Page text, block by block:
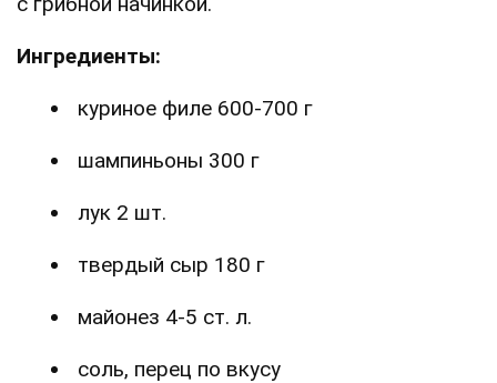
Ингредиенты:
куриное филе 600-700 г
шампиньоны 300 г
лук 2 шт.
твердый сыр 180 г
майонез 4-5 ст. л.
соль, перец по вкусу